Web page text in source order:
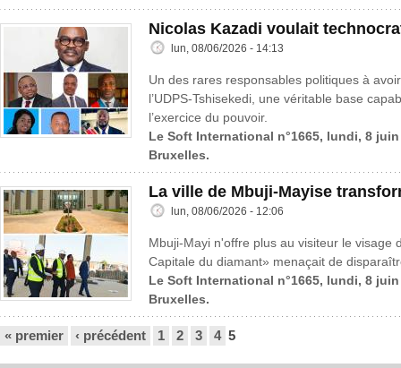
Nicolas Kazadi voulait
lun, 08/06/2026 - 14:13
Un des rares responsables politiques à
l’UDPS-Tshisekedi, une véritable base
l’exercice du pouvoir.
Le Soft International n°1665, lundi, 8
Bruxelles.
La ville de Mbuji-Mayise
lun, 08/06/2026 - 12:06
Mbuji-Mayi n'offre plus au visiteur le visage
Capitale du diamant» menaçait de
Le Soft International n°1665, lundi, 8
Bruxelles.
« premier ‹ précédent 1 2 3 4 5